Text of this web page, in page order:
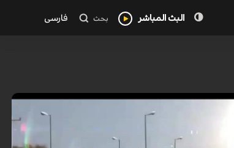
البث المباشر بحث فارسی